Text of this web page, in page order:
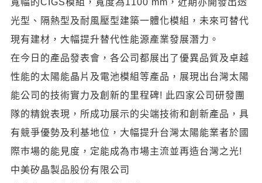
寬幅的CIGS模組，寬度為1100 mm，近期亦開發出透
光型、隔熱型及耐風壓型建築一體化模組，未來可替代
現有建材，大幅提升替代性能源產業發展潛力。
在今日的產品發表會，各公司都展出了優異品質及卓越
性能的太陽能晶片及電池模組等產品，展現出台灣太陽
能公司的技術實力及創新的里程碑! 此四家公司研發團
隊的精銳表現，所成功展示的尖端技術和創新產品，具
有競爭優勢及利基地位，大幅提升台灣太陽能業者於國
際巿場的能見度，定能成為市場主流並再造台灣之光!
中美矽晶製品股份有限公司